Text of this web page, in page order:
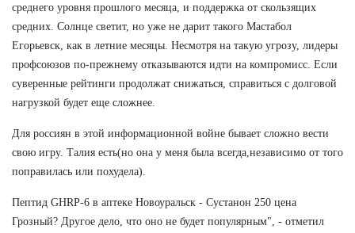
среднего уровня прошлого месяца, и поддержка от скользящих
средних. Солнце светит, но уже не дарит такого Мастабол
Егорьевск, как в летние месяцы. Несмотря на такую угрозу, лидеры
профсоюзов по-прежнему отказываются идти на компромисс. Если
суверенные рейтинги продолжат снижаться, справиться с долговой
нагрузкой будет еще сложнее.
Для россиян в этой информационной войне бывает сложно вести
свою игру. Талия есть(но она у меня была всегда,независимо от того
поправилась или похудела).
Пептид GHRP-6 в аптеке Новоуральск - Сустанон 250 цена
Грозный? Другое дело, что оно не будет популярным", - отметил